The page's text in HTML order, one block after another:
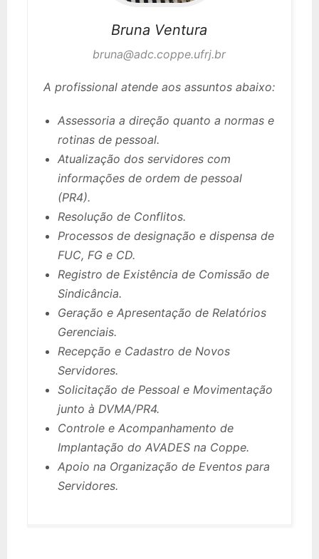
Bruna Ventura
bruna@adc.coppe.ufrj.br
A profissional atende aos assuntos abaixo:
Assessoria a direção quanto a normas e
rotinas de pessoal.
Atualização dos servidores com
informações de ordem de pessoal
(PR4).
Resolução de Conflitos.
Processos de designação e dispensa de
FUC, FG e CD.
Registro de Existência de Comissão de
Sindicância.
Geração e Apresentação de Relatórios
Gerenciais.
Recepção e Cadastro de Novos
Servidores.
Solicitação de Pessoal e Movimentação
junto à DVMA/PR4.
Controle e Acompanhamento de
Implantação do AVADES na Coppe.
Apoio na Organização de Eventos para
Servidores.